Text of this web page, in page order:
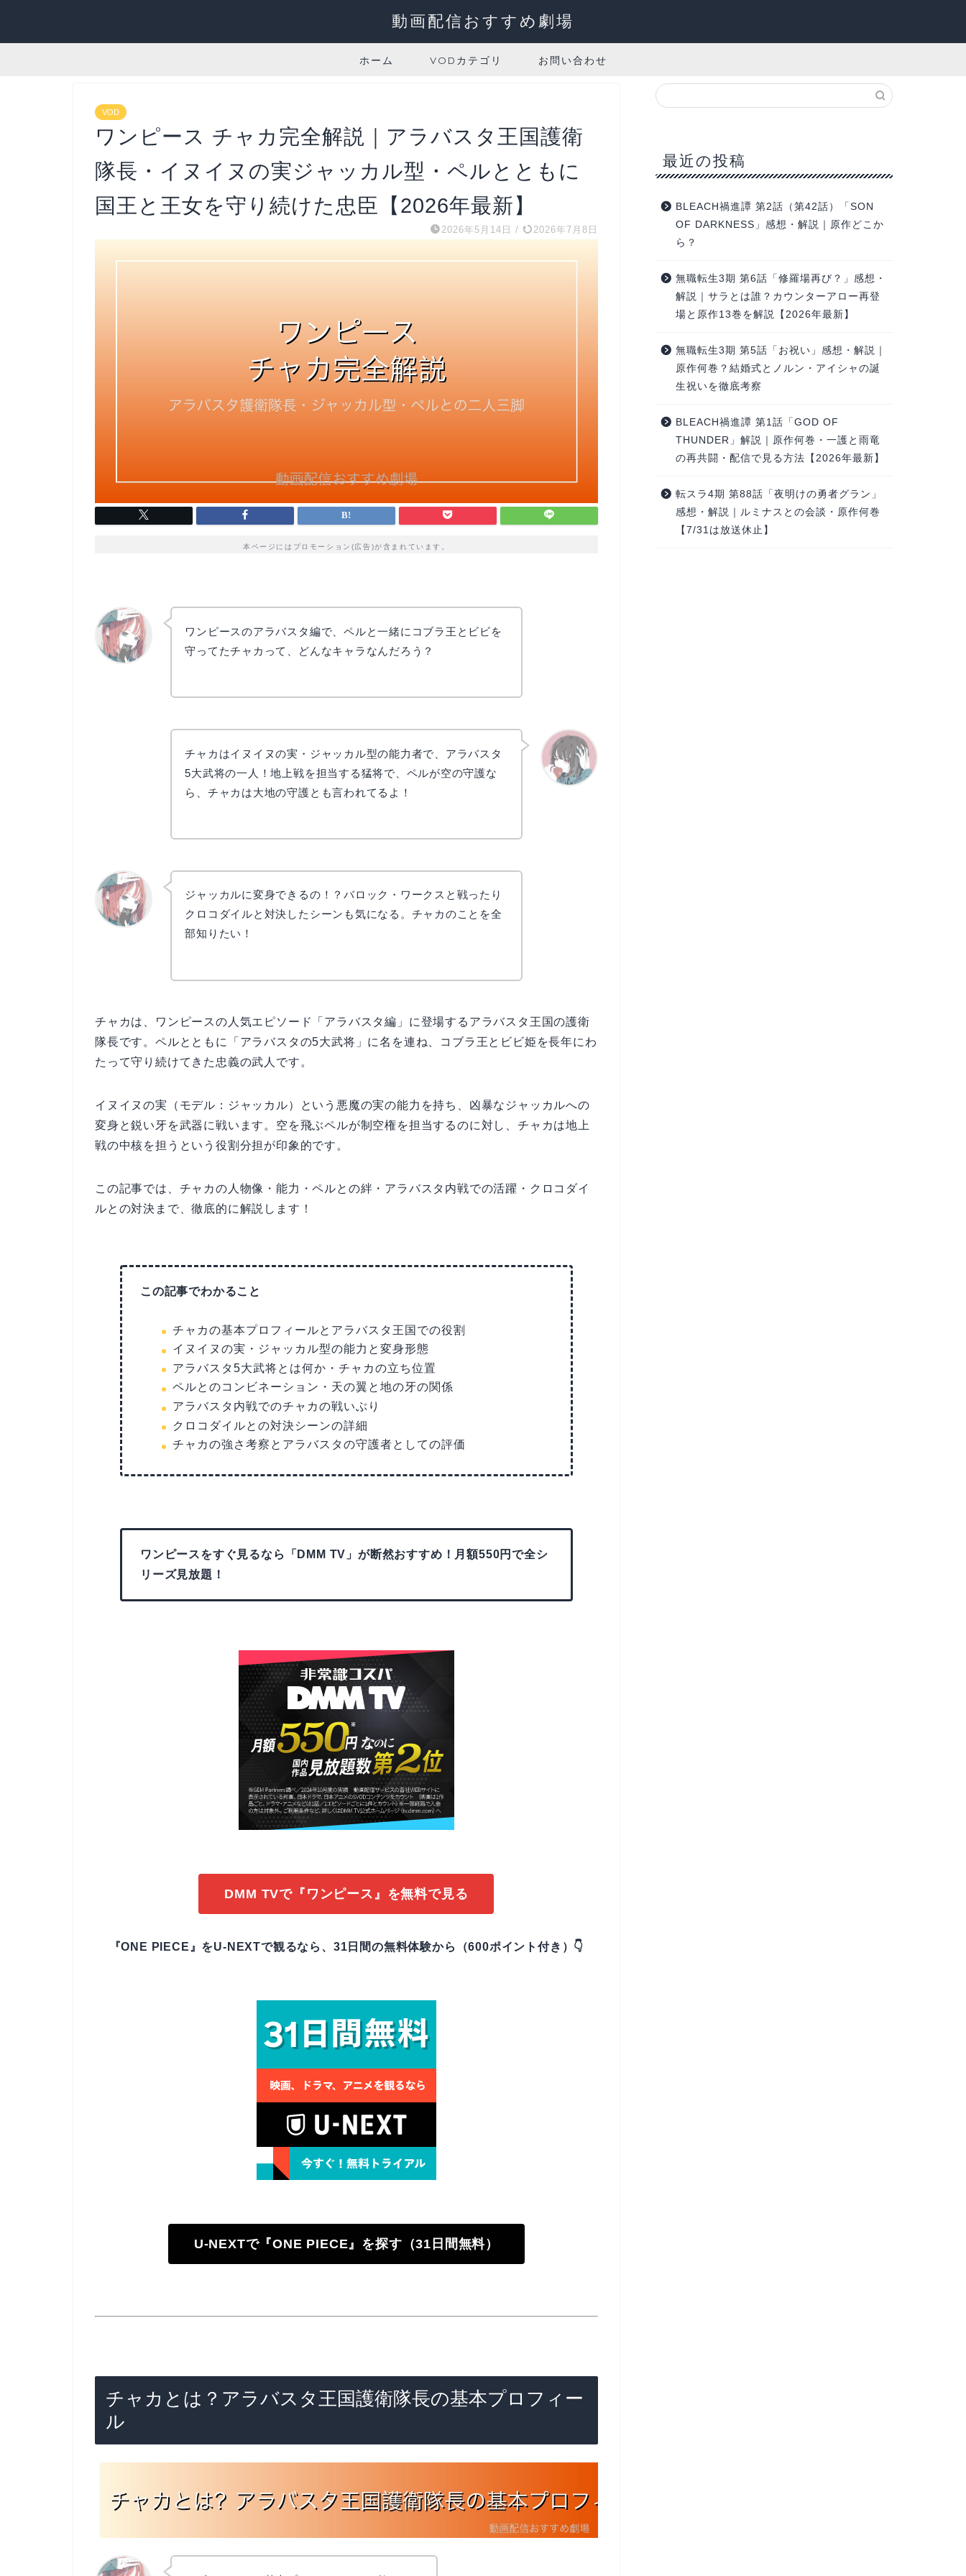
動画配信おすすめ劇場
ホーム VODカテゴリ お問い合わせ
VOD
ワンピース チャカ完全解説｜アラバスタ王国護衛
隊長・イヌイヌの実ジャッカル型・ペルとともに
国王と王女を守り続けた忠臣【2026年最新】
2026年5月14日 / 2026年7月8日
本ページにはプロモーション(広告)が含まれています。
ワンピースのアラバスタ編で、ペルと一緒にコブラ王とビビを
守ってたチャカって、どんなキャラなんだろう？
チャカはイヌイヌの実・ジャッカル型の能力者で、アラバスタ
5大武将の一人！地上戦を担当する猛将で、ペルが空の守護な
ら、チャカは大地の守護とも言われてるよ！
ジャッカルに変身できるの！？バロック・ワークスと戦ったり
クロコダイルと対決したシーンも気になる。チャカのことを全
部知りたい！
チャカは、ワンピースの人気エピソード「アラバスタ編」に登場するアラバスタ王国の護衛
隊長です。ペルとともに「アラバスタの5大武将」に名を連ね、コブラ王とビビ姫を長年にわ
たって守り続けてきた忠義の武人です。
イヌイヌの実（モデル：ジャッカル）という悪魔の実の能力を持ち、凶暴なジャッカルへの
変身と鋭い牙を武器に戦います。空を飛ぶペルが制空権を担当するのに対し、チャカは地上
戦の中核を担うという役割分担が印象的です。
この記事では、チャカの人物像・能力・ペルとの絆・アラバスタ内戦での活躍・クロコダイ
ルとの対決まで、徹底的に解説します！
この記事でわかること
チャカの基本プロフィールとアラバスタ王国での役割
イヌイヌの実・ジャッカル型の能力と変身形態
アラバスタ5大武将とは何か・チャカの立ち位置
ペルとのコンビネーション・天の翼と地の牙の関係
アラバスタ内戦でのチャカの戦いぶり
クロコダイルとの対決シーンの詳細
チャカの強さ考察とアラバスタの守護者としての評価
ワンピースをすぐ見るなら「DMM TV」が断然おすすめ！月額550円で全シ
リーズ見放題！
DMM TVで『ワンピース』を無料で見る
『ONE PIECE』をU-NEXTで観るなら、31日間の無料体験から（600ポイント付き）👇
U-NEXTで『ONE PIECE』を探す（31日間無料）
チャカとは？アラバスタ王国護衛隊長の基本プロフィー
ル
最近の投稿
BLEACH禍進譚 第2話（第42話）「SON
OF DARKNESS」感想・解説｜原作どこか
ら？
無職転生3期 第6話「修羅場再び？」感想・
解説｜サラとは誰？カウンターアロー再登
場と原作13巻を解説【2026年最新】
無職転生3期 第5話「お祝い」感想・解説｜
原作何巻？結婚式とノルン・アイシャの誕
生祝いを徹底考察
BLEACH禍進譚 第1話「GOD OF
THUNDER」解説｜原作何巻・一護と雨竜
の再共闘・配信で見る方法【2026年最新】
転スラ4期 第88話「夜明けの勇者グラン」
感想・解説｜ルミナスとの会談・原作何巻
【7/31は放送休止】